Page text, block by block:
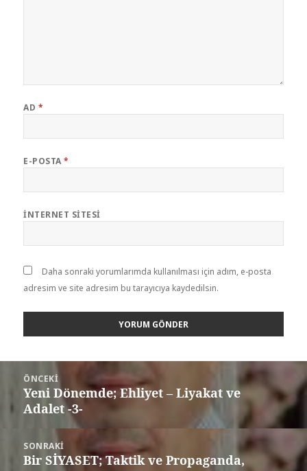
AD *
E-POSTA*
İNTERNET SITESI
Daha sonraki yorumlarımda kullanılması için adım, e-posta
adresim ve site adresim bu tarayıcıya kaydedilsin.
ÖNCEKI
Yeni Dönemde; Ehliyet – Liyakat ve
Adalet -3-
SONRAKI
Bir SİYASET; Taktik ve Propaganda,